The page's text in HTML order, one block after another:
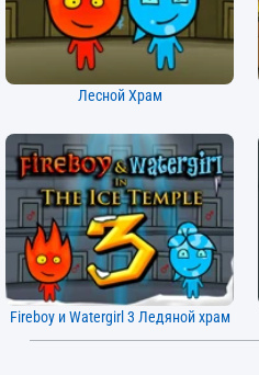
Лесной Храм
Fireboy и Watergirl 3 Ледяной храм